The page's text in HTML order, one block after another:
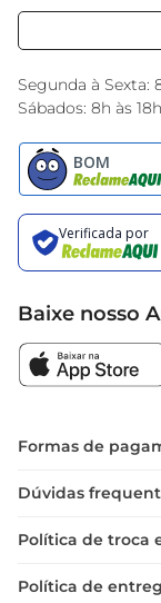
Black Friday
Encarte do Dia
Segunda à Sexta:
Sábados: 8h às 18h
Baixe nosso
Formas de
Dúvidas
Política de troca
Política de